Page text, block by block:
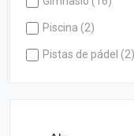
Piscina (2)
Pistas de pádel (2)